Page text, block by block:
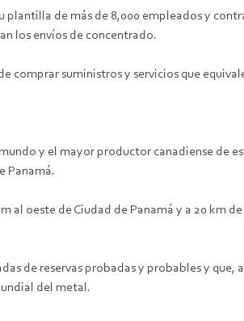
de más de 8,000 empleados y
los envíos de concentrado.
suministros y servicios que
y el mayor productor canadiense de
Panamá.
al oeste de Ciudad de Panamá y a 20
de reservas probadas y probables y
del metal.